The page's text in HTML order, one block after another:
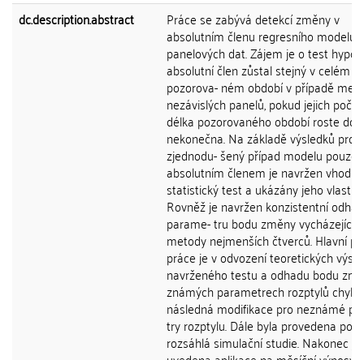
dc.description.abstract
Práce se zabývá detekcí změny v
absolutním členu regresního modelu
panelových dat. Zájem je o test
absolutní člen zůstal stejný v celém
pozorova- ném období v případě
nezávislých panelů, pokud jejich
délka pozorovaného období roste do
nekonečna. Na základě výsledků pro
zjednodu- šený případ modelu pouze
absolutním členem je navržen vhodný
statistický test a ukázány jeho
Rovněž je navržen konzistentní odhad
parame- tru bodu změny vycházející z
metody nejmenších čtverců. Hlavní
práce je v odvození teoretických
navrženého testu a odhadu bodu
známých parametrech rozptylů chyb
následná modifikace pro neznámé
try rozptylu. Dále byla provedena
rozsáhlá simulační studie. Nakonec je